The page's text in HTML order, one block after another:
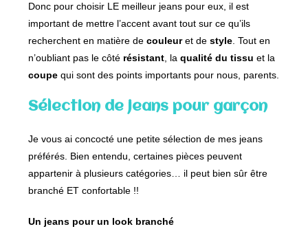
Donc pour choisir LE meilleur jeans pour eux, il est
important de mettre l’accent avant tout sur ce qu’ils
recherchent en matière decouleuret de style . Tout en
n’oubliant pas le côté résistant , laqualité du tissu et la
coupe qui sont des points importants pour nous, parents.
Sélection de jeans pour garçon
Je vous ai concocté une petite sélection de mes jeans
préférés. Bien entendu, certaines pièces peuvent
appartenir à plusieurs catégories… il peut bien sûr être
branché ET confortable !!
Un jeans pour un look branché